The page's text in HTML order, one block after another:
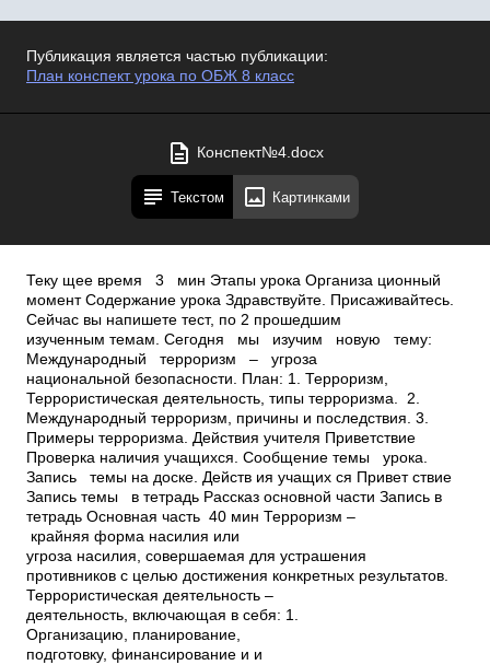
Публикация является частью публикации:
План конспект урока по ОБЖ 8 класс
Конспект№4.docx
Текстом Картинками
Теку щее время 3 мин Этапы урока Организа ционный
момент Содержание урока Здравствуйте. Присаживайтесь.
Сейчас вы напишете тест, по 2 прошедшим
изученным темам. Сегодня мы изучим новую тему:
Международный терроризм – угроза
национальной безопасности. План: 1. Терроризм,
Террористическая деятельность, типы терроризма. 2.
Международный терроризм, причины и последствия. 3.
Примеры терроризма. Действия учителя Приветствие
Проверка наличия учащихся. Сообщение темы урока.
Запись темы на доске. Действ ия учащих ся Привет ствие
Запись темы в тетрадь Рассказ основной части Запись в
тетрадь Основная часть 40 мин Терроризм –
крайняя форма насилия или
угроза насилия, совершаемая для устрашения
противников с целью достижения конкретных результатов.
Террористическая деятельность –
деятельность, включающая в себя: 1.
Организацию, планирование,
подготовку, финансирование и и